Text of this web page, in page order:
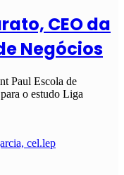
CEO da
Negócios
Paul Escola de
o estudo Liga